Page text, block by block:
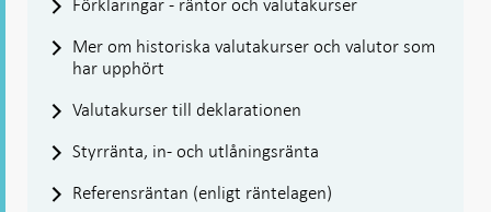
Förklaringar - räntor och valutakurser
Mer om historiska valutakurser och valutor som
har upphört
Valutakurser till deklarationen
Styrränta, in- och utlåningsränta
Referensräntan (enligt räntelagen)